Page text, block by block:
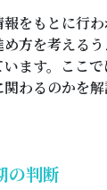
をもとに行
方を考える
ます。ここ
わるのかを解
の判断